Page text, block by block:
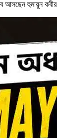
আসছেন হুমায়ুন কবীর